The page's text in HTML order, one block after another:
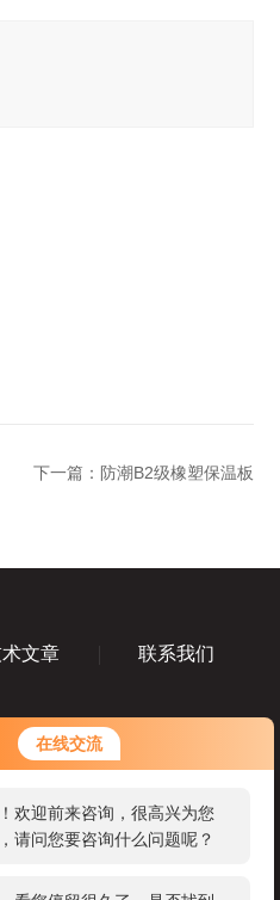
在线交流
！欢迎前来咨询，很高兴为您
，请问您要咨询什么问题呢？
看您停留很久了，是否找到
产品，您可以直接在线与我
下一篇： 防潮B2级橡塑保温板
文章 联系我们